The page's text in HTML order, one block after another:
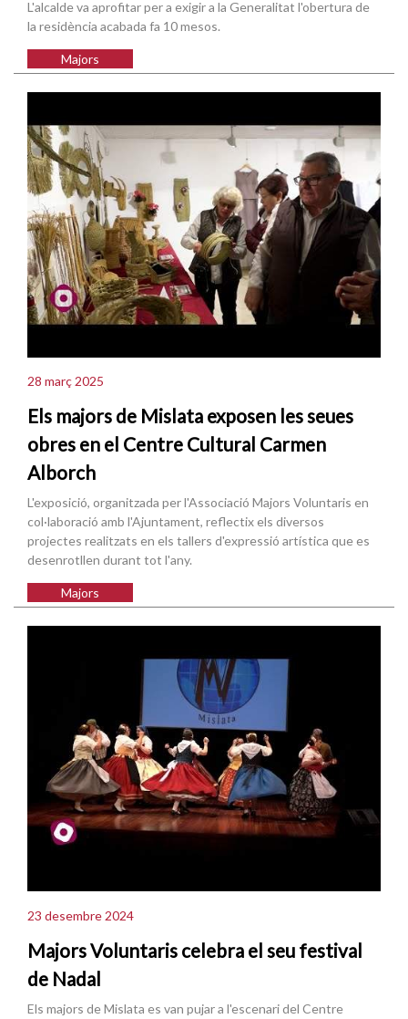
L'alcalde va aprofitar per a exigir a la Generalitat l'obertura de
la residència acabada fa 10 mesos.
Majors
28 març 2025
Els majors de Mislata exposen les seues
obres en el Centre Cultural Carmen
Alborch
L'exposició, organitzada per l'Associació Majors Voluntaris en
col·laboració amb l'Ajuntament, reflectix els diversos
projectes realitzats en els tallers d'expressió artística que es
desenrotllen durant tot l'any.
Majors
23 desembre 2024
Majors Voluntaris celebra el seu festival
de Nadal
Els majors de Mislata es van pujar a l'escenari del Centre